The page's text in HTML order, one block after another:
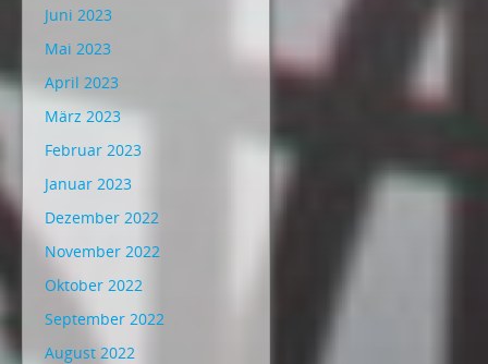
Juni 2023
Mai 2023
April 2023
März 2023
Februar 2023
Januar 2023
Dezember 2022
November 2022
Oktober 2022
September 2022
August 2022